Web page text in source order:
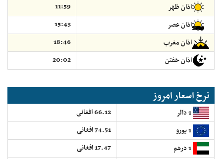
اذان ظهر
11:59
اذان عصر
15:43
اذان مغرب
18:46
اذان خفتن
20:02
نرخ اسعار امروز
66.12 افغانی
74.51 افغانی
17.47 افغانی